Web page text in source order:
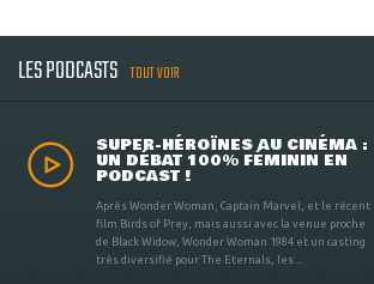
LES PODCASTS TOUT VOIR
SUPER-HÉROÏNES AU CINÉMA :
UN DÉBAT 100% FÉMININ EN
PODCAST !
Après Wonder Woman, Captain Marvel, et le récent
film Birds of Prey, mais aussi avec la venue proche
de Black Widow, Wonder Woman 1984 et un casting
très diversifié pour The Eternals, les ...